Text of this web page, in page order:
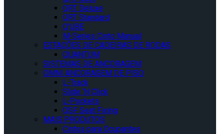
QRT Deluxe
QRT Standard
Q’UBE
M-Series Cinto Manual
ESTAÇÕES DE CADEIRAS DE RODAS
QUANTUM
SISTEMAS DE ANCORAGEM
OMNI ANCORAGEM DE PISO
L-Track
Slide ‘N Click
L-Pockets
QSF Seat Fixing
MAIS PRODUTOS
Cintos para Ocupantes